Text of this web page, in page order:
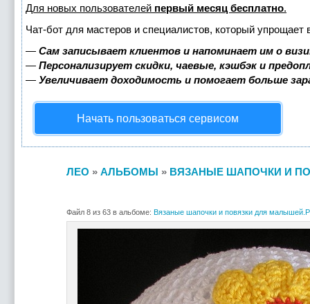
Для новых пользователей первый месяц бесплатно.
Чат-бот для мастеров и специалистов, который упрощает
— Сам записывает клиентов и напоминает им о
— Персонализирует скидки, чаевые, кэшбэк и
— Увеличивает доходимость и помогает больше
Начать пользоваться сервисом
ЛЕО » АЛЬБОМЫ » ВЯЗАНЫЕ ШАПОЧКИ И
Файл 8 из 63 в альбоме: Вязаные шапочки и повязки для